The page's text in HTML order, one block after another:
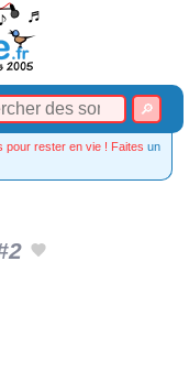
pour rester en vie ! Faites un